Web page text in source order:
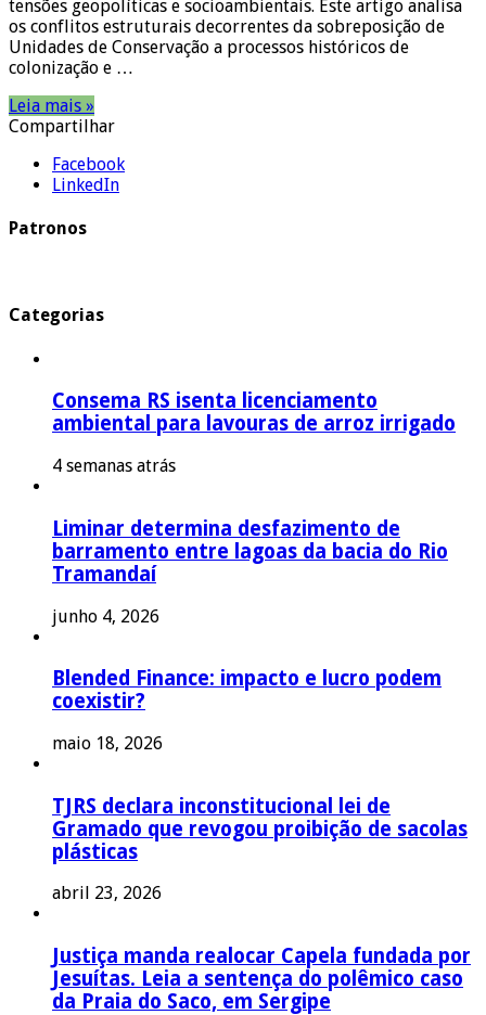
tensões geopolíticas e socioambientais. Este artigo analisa
os conflitos estruturais decorrentes da sobreposição de
Unidades de Conservação a processos históricos de
colonização e …
Leia mais »
Compartilhar
Facebook
LinkedIn
Patronos
Categorias
Consema RS isenta licenciamento
ambiental para lavouras de arroz irrigado
4 semanas atrás
Liminar determina desfazimento de
barramento entre lagoas da bacia do Rio
Tramandaí
junho 4, 2026
Blended Finance: impacto e lucro podem
coexistir?
maio 18, 2026
TJRS declara inconstitucional lei de
Gramado que revogou proibição de sacolas
plásticas
abril 23, 2026
Justiça manda realocar Capela fundada por
Jesuítas. Leia a sentença do polêmico caso
da Praia do Saco, em Sergipe